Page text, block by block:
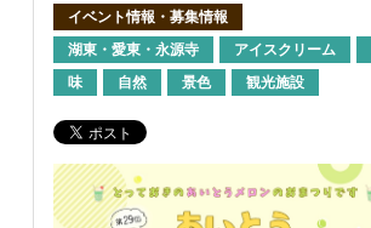
イベント情報・募集情報
湖東・愛東・永源寺
アイスクリーム
味
自然 景色 観光施設